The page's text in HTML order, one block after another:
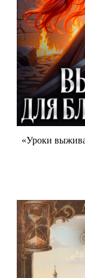
«Уроки